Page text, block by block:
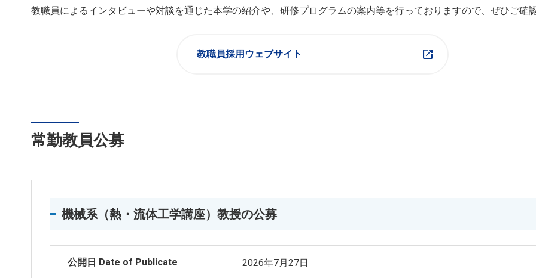
教職員によるインタビューや対談を通じた本学の紹介や、研修プログラムの案内等を行っておりますので、ぜひご確
教職員採用ウェブサイト open_in_new
常勤教員公募
機械系（熱・流体工学講座）教授の公募
公開日 Date of Publicate 2026年7月27日